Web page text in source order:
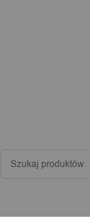
Wyszukiwarka
produktów